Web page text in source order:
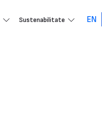
Sustenabilitate EN